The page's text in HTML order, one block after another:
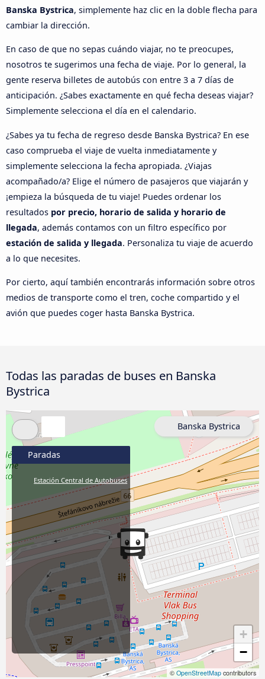
Banska Bystrica, simplemente haz clic en la doble flecha para
cambiar la dirección.
En caso de que no sepas cuándo viajar, no te preocupes,
nosotros te sugerimos una fecha de viaje. Por lo general, la
gente reserva billetes de autobús con entre 3 a 7 días de
anticipación. ¿Sabes exactamente en qué fecha deseas viajar?
Simplemente selecciona el día en el calendario.
¿Sabes ya tu fecha de regreso desde Banska Bystrica? En ese
caso comprueba el viaje de vuelta inmediatamente y
simplemente selecciona la fecha apropiada. ¿Viajas
acompañado/a? Elige el número de pasajeros que viajarán y
¡empieza la búsqueda de tu viaje! Puedes ordenar los
resultados por precio, horario de salida y horario de
llegada, además contamos con un filtro específico por
estación de salida y llegada. Personaliza tu viaje de acuerdo
a lo que necesites.
Por cierto, aquí también encontrarás información sobre otros
medios de transporte como el tren, coche compartido y el
avión que puedes coger hasta Banska Bystrica.
Todas las paradas de buses en Banska
Bystrica
+
−
© OpenStreetMap contributors
Paradas
Estación Central de Autobuses
Banska Bystrica